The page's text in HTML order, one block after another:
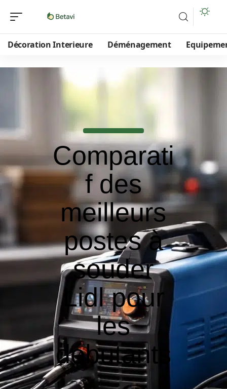
Décoration Interieure Déménagement
Comparati
f des
meilleurs
postes à
souder
Lidl pour
les
débutants